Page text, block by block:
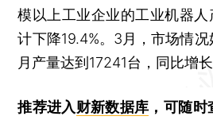
模以上工业企业的工业机器
计下降19.4%。3月，市场情
月产量达到17241台，同比增长
推荐进入财新数据库 ，可随时